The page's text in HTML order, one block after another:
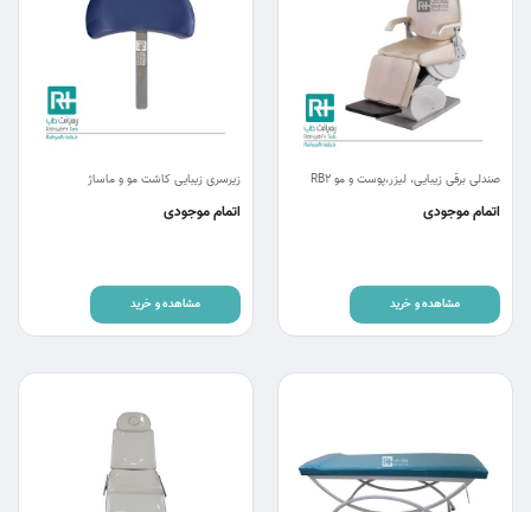
صندلی برقی زیبایی، لیزر،پوست و مو RB2
اتمام موجودی
مشاهده و خرید
زیرسری زیبایی کاشت مو و ماساژ
اتمام موجودی
مشاهده و خرید